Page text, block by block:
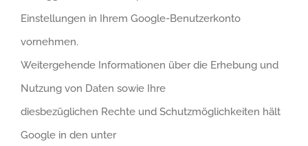
Einstellungen in Ihrem Google-Benutzerkonto
vornehmen.
Weitergehende Informationen über die Erhebung und
Nutzung von Daten sowie Ihre
diesbezüglichen Rechte und Schutzmöglichkeiten hält
Google in den unter